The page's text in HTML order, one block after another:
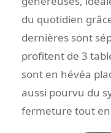
du quotidien
dernières sont
profitent de 3
sont en hévéa
aussi pourvu du
fermeture tout en